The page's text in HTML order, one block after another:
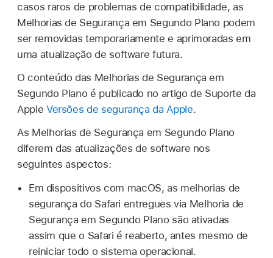
casos raros de problemas de compatibilidade, as
Melhorias de Segurança em Segundo Plano podem
ser removidas temporariamente e aprimoradas em
uma atualização de software futura.
O conteúdo das Melhorias de Segurança em
Segundo Plano é publicado no artigo de Suporte da
Apple Versões de segurança da Apple.
As Melhorias de Segurança em Segundo Plano
diferem das atualizações de software nos
seguintes aspectos:
Em dispositivos com macOS, as melhorias de
segurança do Safari entregues via Melhoria de
Segurança em Segundo Plano são ativadas
assim que o Safari é reaberto, antes mesmo de
reiniciar todo o sistema operacional.